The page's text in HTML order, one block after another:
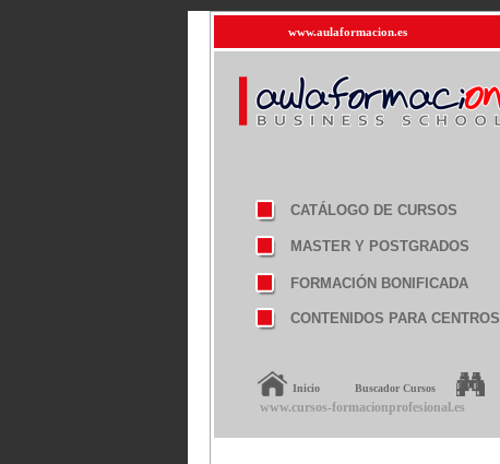
www.aulaformacion.es
CATÁLOGO DE CURSOS
MASTER Y POSTGRADOS
FORMACIÓN BONIFICADA
CONTENIDOS PARA CENTROS
Inicio Buscador Cursos
www.cursos-formacionprofesional.es